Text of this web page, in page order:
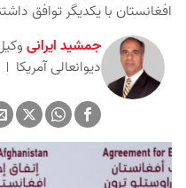
افغانستان با یکدیگر توافق
جمشید ایرانی
دیوانعالی آمریکا